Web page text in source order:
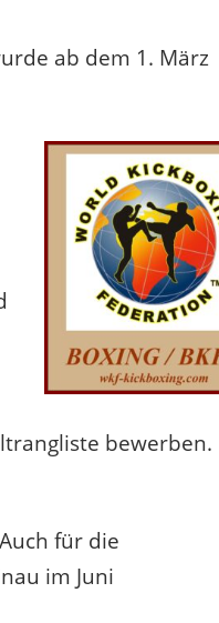
ab dem 1. März
bewerben.
für die
im Juni